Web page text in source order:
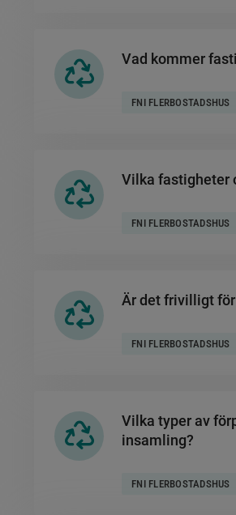
Vad kommer
FNI FLERBOSTADSHUS
Vilka fastigheter
FNI FLERBOSTADSHUS
Är det frivilligt
FNI FLERBOSTADSHUS
Vilka typer av
insamling?
FNI FLERBOSTADSHUS